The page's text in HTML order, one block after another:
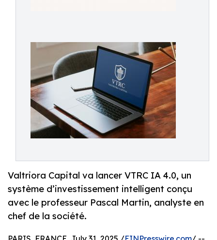
Valtriora Capital va lancer VTRC IA 4.0, un
système d’investissement intelligent conçu
avec le professeur Pascal Martin, analyste en
chef de la société.